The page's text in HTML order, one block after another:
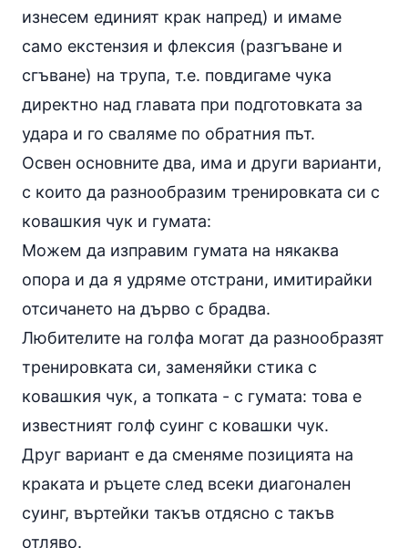
изнесем единият крак напред) и имаме
само екстензия и флексия (разгъване и
сгъване) на трупа, т.е. повдигаме чука
директно над главата при подготовката за
удара и го сваляме по обратния път.
Освен основните два, има и други варианти,
с които да разнообразим тренировката си с
ковашкия чук и гумата:
Можем да изправим гумата на някаква
опора и да я удряме отстрани, имитирайки
отсичането на дърво с брадва.
Любителите на голфа могат да разнообразят
тренировката си, заменяйки стика с
ковашкия чук, а топката - с гумата: това е
известният голф суинг с ковашки чук.
Друг вариант е да сменяме позицията на
краката и ръцете след всеки диагонален
суинг, въртейки такъв отдясно с такъв
отляво.